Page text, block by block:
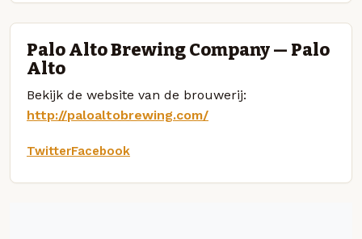
Palo Alto Brewing Company — Palo
Alto
Bekijk de website van de brouwerij:
http://paloaltobrewing.com/
TwitterFacebook